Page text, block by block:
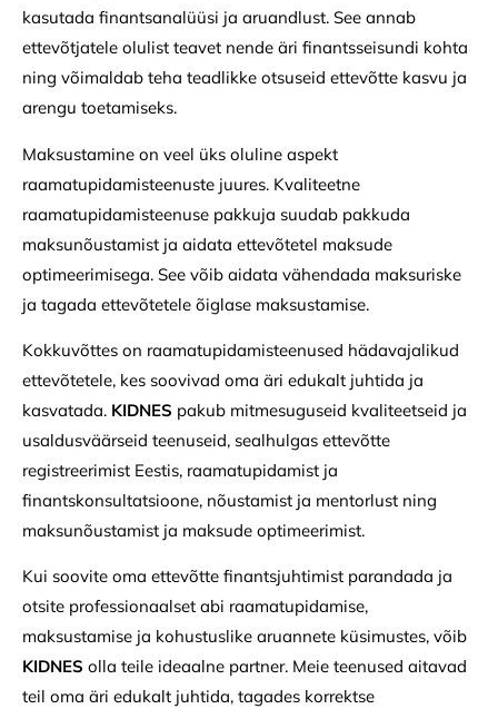
kasutada finantsanalüüsi ja aruandlust. See annab
ettevõtjatele olulist teavet nende äri finantsseisundi kohta
ning võimaldab teha teadlikke otsuseid ettevõtte kasvu ja
arengu toetamiseks.
Maksustamine on veel üks oluline aspekt
raamatupidamisteenuste juures. Kvaliteetne
raamatupidamisteenuse pakkuja suudab pakkuda
maksunõustamist ja aidata ettevõtetel maksude
optimeerimisega. See võib aidata vähendada maksuriske
ja tagada ettevõtetele õiglase maksustamise.
Kokkuvõttes on raamatupidamisteenused hädavajalikud
ettevõtetele, kes soovivad oma äri edukalt juhtida ja
kasvatada. KIDNES pakub mitmesuguseid kvaliteetseid ja
usaldusväärseid teenuseid, sealhulgas ettevõtte
registreerimist Eestis, raamatupidamist ja
finantskonsultatsioone, nõustamist ja mentorlust ning
maksunõustamist ja maksude optimeerimist.
Kui soovite oma ettevõtte finantsjuhtimist parandada ja
otsite professionaalset abi raamatupidamise,
maksustamise ja kohustuslike aruannete küsimustes, võib
KIDNES olla teile ideaalne partner. Meie teenused aitavad
teil oma äri edukalt juhtida, tagades korrektse